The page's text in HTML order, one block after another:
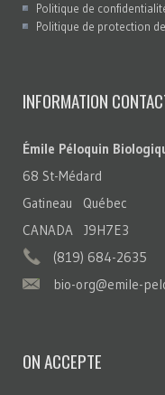
Politique de
Politique de protection
INFORMATION
Émile Péloquin
68 St-Médard
Gatineau Québec
CANADA J9H7E3
(819) 684-2635
bio-org@emile-
ON ACCEPTE